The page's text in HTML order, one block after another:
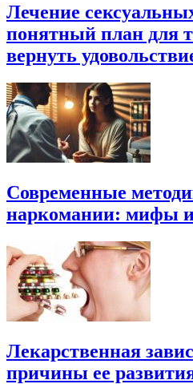
Лечение
понятный план для
вернуть
Современные
наркомании: мифы и
Лекарственная
причины ее